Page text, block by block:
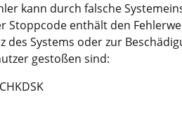
kann durch falsche
enthält den
des Systems oder zur
gestoßen sind: